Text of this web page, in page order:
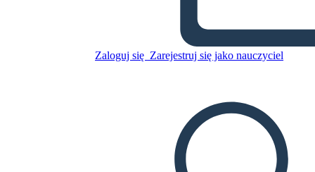
Zaloguj się Zarejestruj się jako nauczyciel
Skopiuj tę scenorys
ODTWARZANIE POKAZU SLAJDÓW
PRZECZYTAJ MI